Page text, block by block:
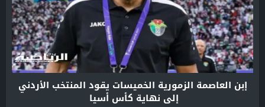
إبن العاصمة الزمورية الخميسات يقود المنتخب الأردني
إلى نهاية كأس أسيا